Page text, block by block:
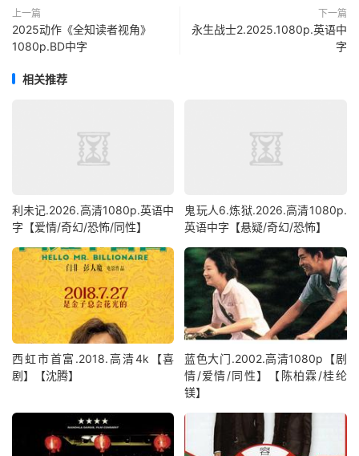
上一篇
2025动作《全知读者视角》
1080p.BD中字
下一篇
永生战士2.2025.1080p.英语中
字
相关推荐
利未记.2026.高清1080p.英语中
字【爱情/奇幻/恐怖/同性】
鬼玩人6.炼狱.2026.高清1080p.
英语中字【悬疑/奇幻/恐怖】
西虹市首富.2018.高清4k【喜
剧】【沈腾】
蓝色大门.2002.高清1080p【剧
情/爱情/同性】【陈柏霖/桂纶
镁】